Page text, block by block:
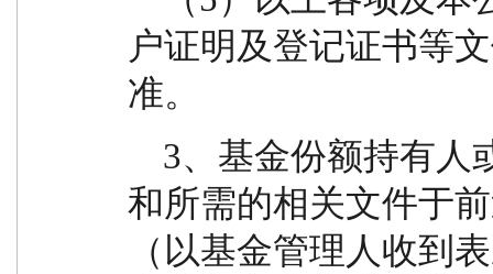
户证明及登记证书等
准。
和所需的相关文件于
（以基金管理人收到